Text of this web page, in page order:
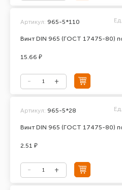
Винт DIN 965 (ГОСТ 17475-80)
Артикул: 965-5*110
15.66 ₽
Винт DIN 965 (ГОСТ 17475-80)
Артикул: 965-5*28
2.51 ₽